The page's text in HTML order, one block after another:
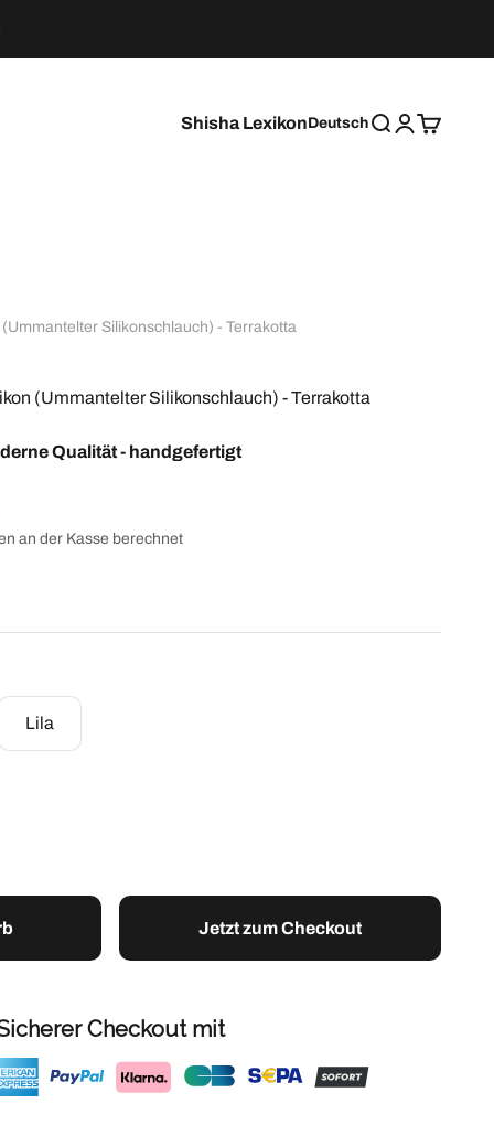
Shisha LexikonDeutschSucheAnmelden
Silikonschlauch) - Terrakotta
(Ummantelter Silikonschlauch) - Terrakotta
Qualität - handgefertigt
an der Kasse berechnet
Lila
Jetzt zum Checkout
Checkout mit